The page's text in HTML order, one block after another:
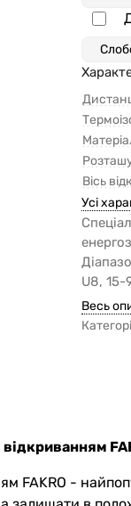
Вісь
Усі
U8, 15-
Весь
FAKRO -